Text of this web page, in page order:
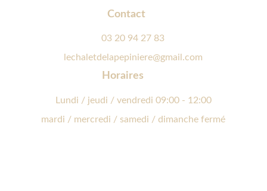
Horaires
Lundi / jeudi / vendredi 09:00 - 12:00
mardi / mercredi / samedi / dimanche fermé
Contact
03 20 94 27 83
lechaletdelapepiniere@gmail.com